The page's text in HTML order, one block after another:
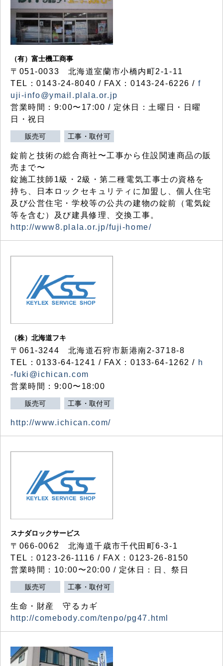
（有）富士機工商事
〒051-0033 北海道室蘭市小橋内町2-1-11
TEL：0143-24-8040 / FAX：0143-24-6226 / f
uji-info@ymail.plala.or.jp
営業時間：9:00〜17:00 / 定休日：土曜日・日曜
日・祝日
販売可 工事・取付可
錠前と技術の総合商社〜工事から住設関連商品の販
売まで〜
錠施工技師1級・2級・第二種電気工事士の資格を
持ち、日本ロックセキュリティに加盟し、個人住宅
及び公営住宅・学校等の公共の建物の錠前（電気錠
等を含む）及び建具修理、交換工事。
http://www8.plala.or.jp/fuji-home/
（株）北海道フキ
〒061-3244 北海道石狩市新港南2-3718-8
TEL：0133-64-1241 / FAX：0133-64-1262 / h
-fuki@ichican.com
営業時間：9:00〜18:00
販売可 工事・取付可
http://www.ichican.com/
スナダロックサービス
〒066-0062 北海道千歳市千代田町6-3-1
TEL：0123-26-1116 / FAX：0123-26-8150
営業時間：10:00〜20:00 / 定休日：日、祭日
販売可 工事・取付可
生命・財産 守るカギ
http://comebody.com/tenpo/pg47.html